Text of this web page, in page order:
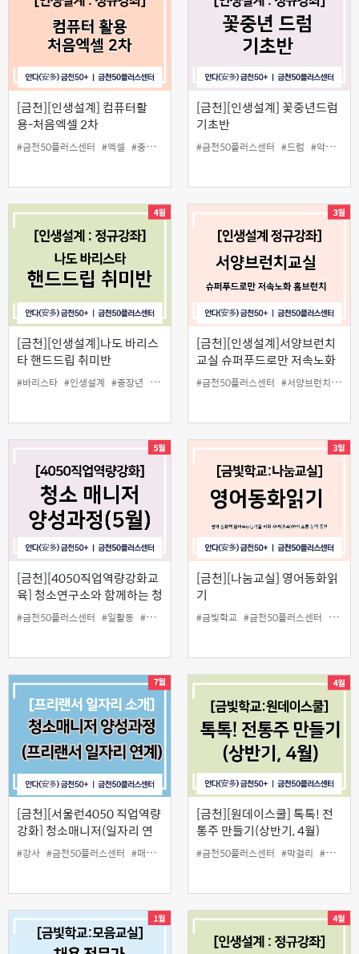
[금천][인생설계] 컴퓨터활
용-처음엑셀 2차
#금천50플러스센터 #엑셀 #중장년 #컴퓨터활용
[금천][인생설계] 꽃중년드럼
기초반
#금천50플러스센터 #드럼 #악기
[금천][인생설계]나도 바리스
타 핸드드립 취미반
#바리스타 #인생설계 #중장년 #핸드드립
[금천][인생설계]서양브런치
교실 슈퍼푸드로만 저속노화
홈브런치
#금천50플러스센터 #서양브런치 #슈
[금천][4050직업역량강화교
육] 청소연구소와 함께하는 청
소매니저 양성과정(5월)
#금천50플러스센터 #일활동 #청소매니저 #청소연구소
[금천][나눔교실] 영어동화읽
기
#금빛학교 #금천50플러스센터 #나눔
[금천][서울런4050 직업역량
강화] 청소매니저(일자리 연
계 교육) 양성과정(26년 1월)
#강사 #금천50플러스센터 #매니저 #시간제 #여성 #일 #일자리 #일활동
[금천][원데이스쿨] 톡톡! 전
통주 만들기(상반기, 4월)
#금천50플러스센터 #막걸리 #수제막걸리